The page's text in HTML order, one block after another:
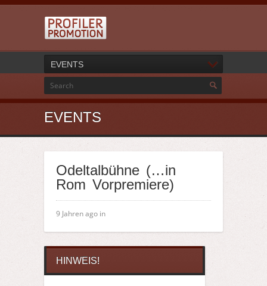
EVENTS
EVENTS
Odeltalbühne (…in
Rom Vorpremiere)
9 Jahren ago in
HINWEIS!